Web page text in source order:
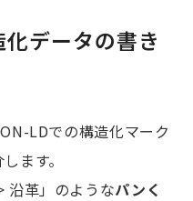
データの書き
LDでの構造化マーク
ます。
沿革」のようなパンく